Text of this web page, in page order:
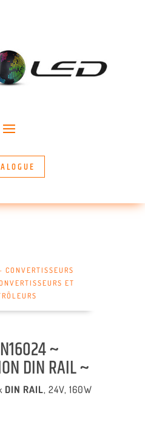
CONVERTISSEURS
ET
~
DIN RAIL ~
DIN RAIL, 24V, 160W